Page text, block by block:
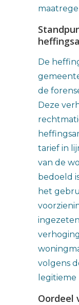
De
de
Deze
tarief in
van de
bedoeld
het
volgens
legitieme
Oordeel